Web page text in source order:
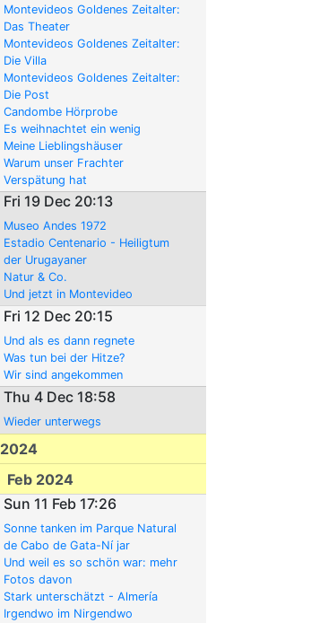
Montevideos Goldenes Zeitalter:
Das Theater
Montevideos Goldenes Zeitalter:
Die Villa
Montevideos Goldenes Zeitalter:
Die Post
Candombe Hörprobe
Es weihnachtet ein wenig
Meine Lieblingshäuser
Warum unser Frachter
Verspätung hat
Fri 19 Dec 20:13
Museo Andes 1972
Estadio Centenario - Heiligtum
der Urugayaner
Natur & Co.
Und jetzt in Montevideo
Fri 12 Dec 20:15
Und als es dann regnete
Was tun bei der Hitze?
Wir sind angekommen
Thu 4 Dec 18:58
Wieder unterwegs
2024
Feb 2024
Sun 11 Feb 17:26
Sonne tanken im Parque Natural
de Cabo de Gata-Ní jar
Und weil es so schön war: mehr
Fotos davon
Stark unterschätzt - Almería
Irgendwo im Nirgendwo